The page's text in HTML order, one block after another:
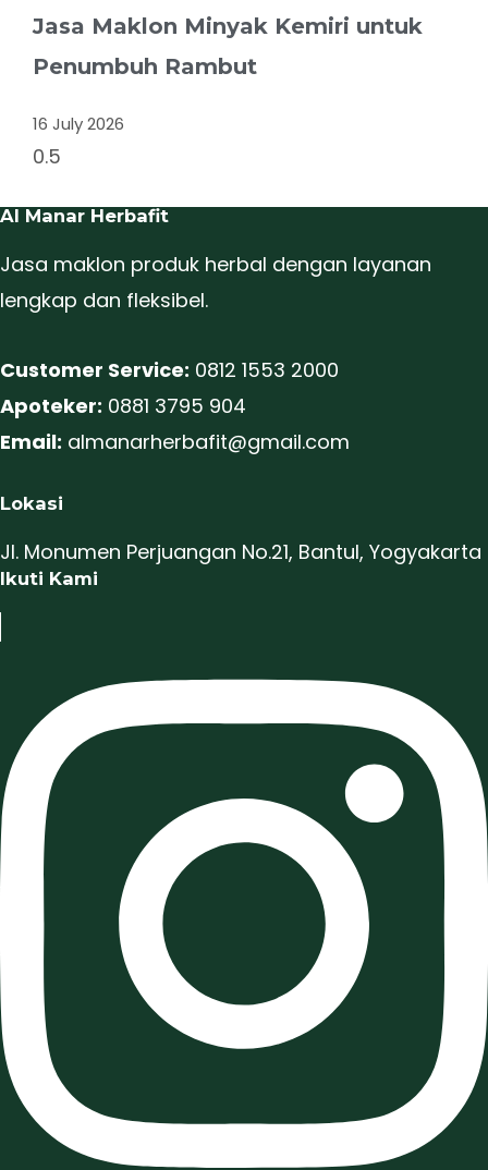
Jasa Maklon Minyak Kemiri untuk
Penumbuh Rambut
16 July 2026
Al Manar Herbafit
Jasa maklon produk herbal dengan layanan
lengkap dan fleksibel.
Customer Service: 0812 1553 2000
Apoteker: 0881 3795 904
Email: almanarherbafit@gmail.com
Lokasi
Jl. Monumen Perjuangan No.21, Bantul, Yogyakarta
Ikuti Kami